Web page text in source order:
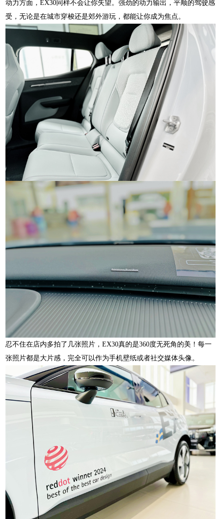
动力方面，EX30同样不会让你失望。强劲的动力输出，平顺的驾驶感
受，无论是在城市穿梭还是郊外游玩，都能让你成为焦点。
忍不住在店内多拍了几张照片，EX30真的是360度无死角的美！每一
张照片都是大片感，完全可以作为手机壁纸或者社交媒体头像。